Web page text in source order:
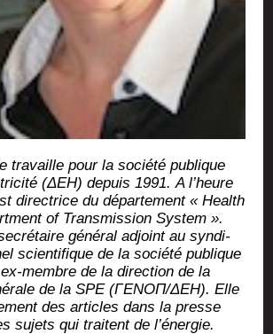
tra­vaille pour la socié­té publique
(ΔΕΗ) depuis 1991. A l’heure
direc­trice du dépar­te­ment « Health
of Trans­mis­sion Sys­tem ».
géné­ral adjoint au syn­di­
scien­ti­fique de la socié­té publique
membre de la direc­tion de la
de la SPE (ΓΕΝΟΠ/ΔΕΗ). Elle
des articles dans la presse
sujets qui traitent de l’énergie.